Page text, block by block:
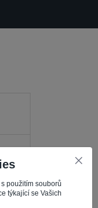
použitím souborů
týkající se Vašich